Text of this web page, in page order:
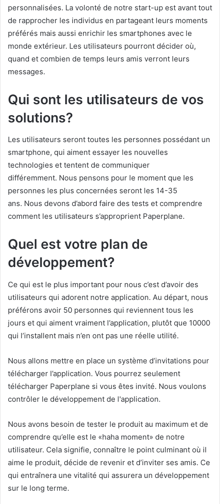
personnalisées. La volonté de notre start-up est avant tout
de rapprocher les individus en partageant leurs moments
préférés mais aussi enrichir les smartphones avec le
monde extérieur. Les utilisateurs pourront décider où,
quand et combien de temps leurs amis verront leurs
messages.
Qui sont les utilisateurs de vos
solutions?
Les utilisateurs seront toutes les personnes possédant un
smartphone, qui aiment essayer les nouvelles
technologies et tentent de communiquer
différemment. Nous pensons pour le moment que les
personnes les plus concernées seront les 14-35
ans. Nous devons d’abord faire des tests et comprendre
comment les utilisateurs s’approprient Paperplane.
Quel est votre plan de
développement?
Ce qui est le plus important pour nous c’est d’avoir des
utilisateurs qui adorent notre application. Au départ, nous
préférons avoir 50 personnes qui reviennent tous les
jours et qui aiment vraiment l’application, plutôt que 10000
qui l’installent mais n’en ont pas une réelle utilité.
Nous allons mettre en place un système d’invitations pour
télécharger l’application. Vous pourrez seulement
télécharger Paperplane si vous êtes invité. Nous voulons
contrôler le développement de l'application.
Nous avons besoin de tester le produit au maximum et de
comprendre qu’elle est le «haha moment» de notre
utilisateur. Cela signifie, connaître le point culminant où il
aime le produit, décide de revenir et d’inviter ses amis. Ce
qui entraînera une vitalité qui assurera un développement
sur le long terme.